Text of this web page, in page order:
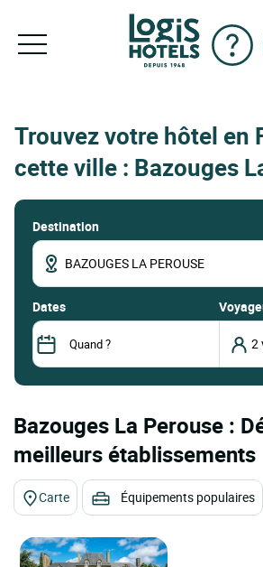
Trouvez votre hôtel en
cette ville : Bazouges
Destination
dates
Bazouges La Perouse :
meilleurs établissements
Carte Équipements populaires